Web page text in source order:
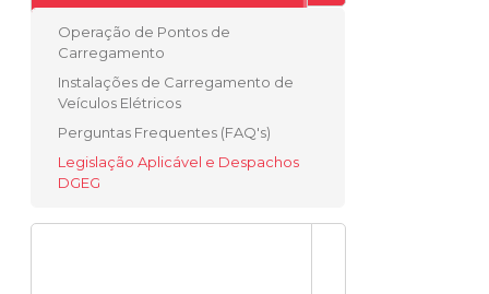
Operação de Pontos de
Carregamento
Instalações de Carregamento de
Veículos Elétricos
Perguntas Frequentes (FAQ's)
Legislação Aplicável e Despachos
DGEG